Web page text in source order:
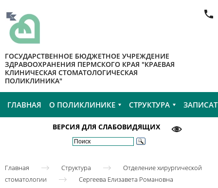
ГОСУДАРСТВЕННОЕ БЮДЖЕТНОЕ УЧРЕЖДЕНИЕ
ЗДРАВООХРАНЕНИЯ ПЕРМСКОГО КРАЯ "КРАЕВАЯ
КЛИНИЧЕСКАЯ СТОМАТОЛОГИЧЕСКАЯ
ПОЛИКЛИНИКА"
ГЛАВНАЯ О ПОЛИКЛИНИКЕ СТРУКТУРА
ВЕРСИЯ ДЛЯ СЛАБОВИДЯЩИХ
Главная Структура
Отделение хирургической
стоматологии
Сергеева Елизавета Романовна